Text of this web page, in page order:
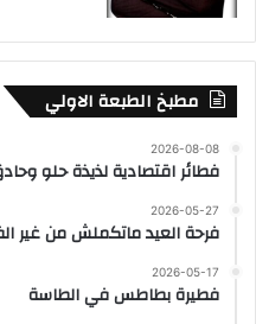
مطبخ الطبعة الاولي
2026-08-08
فطائر اقتصادية لذيذة حلو
2026-05-27
فرحة العيد ماتكملش من غير
2026-05-17
فطيرة بطاطس في الطاسة